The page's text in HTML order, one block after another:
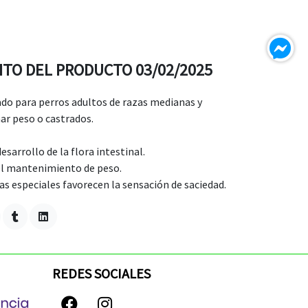
DEL PRODUCTO 03/02/2025
para perros adultos de razas medianas y
peso o castrados.
de la flora intestinal.
mantenimiento de peso.
especiales favorecen la sensación de saciedad.
REDES SOCIALES